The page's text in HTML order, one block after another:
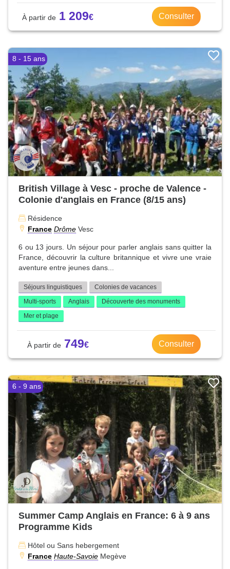
1 209 Consulter
8 - 15 ans
British Village à Vesc - proche de Valence -
Colonie d'anglais en France (8/15 ans)
Résidence
France Drôme Vesc
6 ou 13 jours. Un séjour pour parler anglais sans quitter la
France, découvrir la culture britannique et vivre une vraie
aventure entre jeunes dans...
Séjours linguistiques
Colonies de vacances
Multi-sports
Anglais
Découverte des monuments
Mer et plage
749 Consulter
6 - 9 ans
Summer Camp Anglais en France: 6 à 9 ans
Programme Kids
Hôtel ou Sans hebergement
France Haute-Savoie Megève